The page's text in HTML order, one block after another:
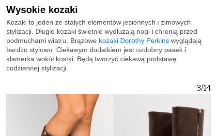
Wysokie kozaki
Kozaki to jeden ze stałych elementów jesiennych i zimowych
stylizacji. Długie kozaki świetnie wydłużają nogi i chronią przed
podmuchami wiatru. Brązowe kozaki Dorothy Perkins wyglądają
bardzo stylowo. Ciekawym dodatkiem jest ozdobny pasek i
klamerka wokół kostki. Będą tworzyć ciekawą podstawę
codziennej stylizacji.
3/14